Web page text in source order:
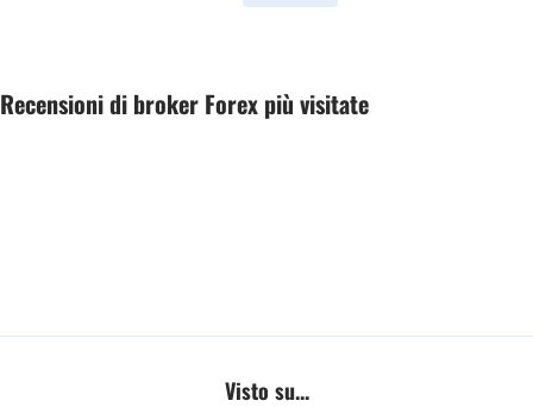
Recensioni di broker Forex più visitate
Visto su...